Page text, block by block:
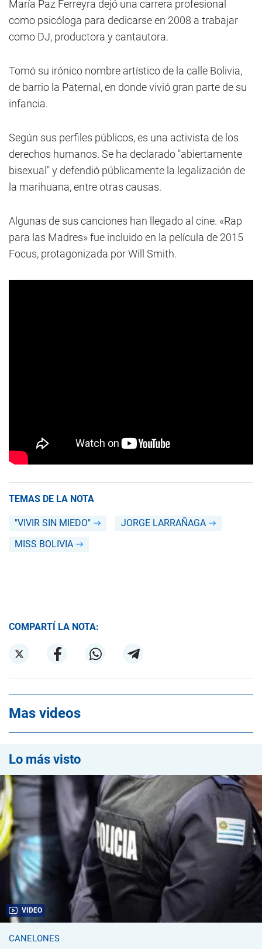
María Paz Ferreyra dejó una carrera profesional
como psicóloga para dedicarse en 2008 a trabajar
como DJ, productora y cantautora.
Tomó su irónico nombre artístico de la calle Bolivia,
de barrio la Paternal, en donde vivió gran parte de su
infancia.
Según sus perfiles públicos, es una activista de los
derechos humanos. Se ha declarado "abiertamente
bisexual" y defendió públicamente la legalización de
la marihuana, entre otras causas.
Algunas de sus canciones han llegado al cine. «Rap
para las Madres» fue incluido en la película de 2015
Focus, protagonizada por Will Smith.
TEMAS DE LA NOTA
"VIVIR SIN MIEDO"
JORGE LARRAÑAGA
MISS BOLIVIA
COMPARTÍ LA NOTA:
Mas videos
Lo más visto
VIDEO
CANELONES